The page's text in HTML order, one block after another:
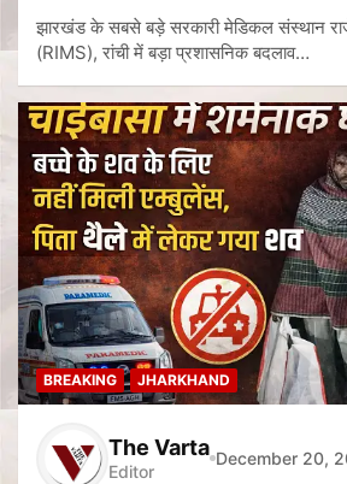
झारखंड के सबसे बड़े सरकारी मेडिकल संस्थान
(RIMS), रांची में बड़ा प्रशासनिक बदलाव…
BREAKING JHARKHAND
The Varta
Editor
December 20,